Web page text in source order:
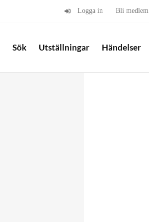
Logga in Bli medlem
Sök Utställningar Händelser